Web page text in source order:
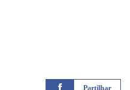
Partilhar